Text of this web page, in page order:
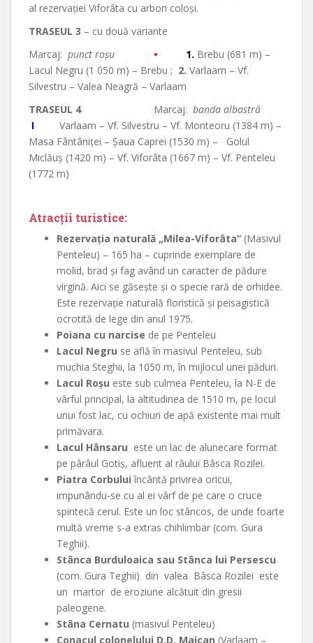
al rezervaţiei Viforâta cu arbori coloşi.
TRASEUL 3 – cu două variante
Marcaj: punct roşu • 1. Brebu (681 m) –
Lacul Negru (1 050 m) – Brebu ; 2. Varlaam – Vf.
Silvestru – Valea Neagră – Varlaam
TRASEUL 4
Marcaj: banda albastră
I Varlaam – Vf. Silvestru – Vf. Monteoru (1384 m) –
Masa Fântâniţei – Şaua Caprei (1530 m) – Golul
Miclăuş (1420 m) – Vf. Viforâta (1667 m) – Vf. Penteleu
(1772 m)
Atracţii turistice:
Rezervaţia naturală „Milea-Viforâta” (Masivul
Penteleu) – 165 ha – cuprinde exemplare de
molid, brad şi fag având un caracter de pădure
virgină. Aici se găseşte şi o specie rară de orhidee.
Este rezervație naturală floristică și peisagistică
ocrotită de lege din anul 1975.
Poiana cu narcise de pe Penteleu
Lacul Negru se află în masivul Penteleu, sub
muchia Steghii, la 1050 m, în mijlocul unei păduri.
Lacul Roşu este sub culmea Penteleu, la N-E de
vârful principal, la altitudinea de 1510 m, pe locul
unui fost lac, cu ochiuri de apă existente mai mult
primăvara.
Lacul Hânsaru este un lac de alunecare format
pe pârâul Gotiş, afluent al râului Bâsca Rozilei.
Piatra Corbului încântă privirea oricui,
impunându-se cu al ei vârf de pe care o cruce
spintecă cerul. Este un loc stâncos, de unde foarte
multă vreme s-a extras chihlimbar (com. Gura
Teghii).
Stânca Burduloaica sau Stânca lui Persescu
(com. Gura Teghii) din valea Bâsca Rozilei este
un martor de eroziune alcătuit din gresii
paleogene.
Stâna Cernatu (masivul Penteleu)
Conacul colonelului D.D. Maican (Varlaam –